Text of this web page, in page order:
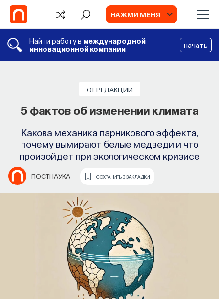
НАЖМИ МЕНЯ
Найти работу в международной
инновационной компании
начать
ОТ РЕДАКЦИИ
5 фактов об изменении климата
Какова механика парникового эффекта,
почему вымирают белые медведи и что
произойдет при экологическом кризисе
ПОСТНАУКА СОХРАНИТЬ В ЗАКЛАДКИ
Философский поиск: начала
Как философия помогает составлять
в мире?
ПОСТНАУКА СОХРАНИТЬ В ЗАКЛАДКИ